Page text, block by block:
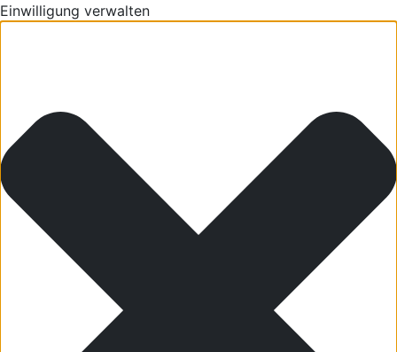
Einwilligung verwalten